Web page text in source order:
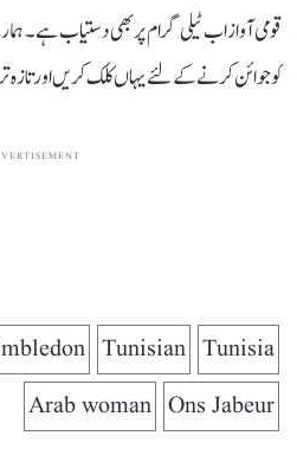
قومی آواز اب ٹیلی گرام پر بھی دستیاب ہے۔
کو جوائن کرنے کے لئے یہاں کلک کریں اور
Tunisia
Tunisian
Ons Jabeur
Arab woman